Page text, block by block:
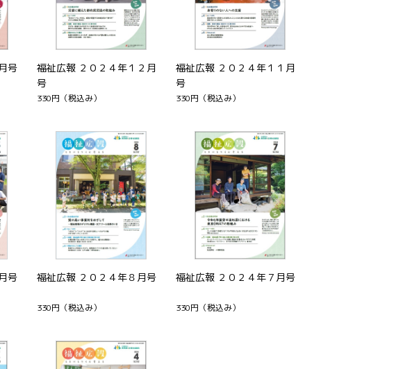
号
福祉広報 ２０２４年１２月
号
330円 （税込み）
福祉広報 ２０２４年１１月
号
330円 （税込み）
号 福祉広報 ２０２４年８月号
330円 （税込み）
福祉広報 ２０２４年７月号
330円 （税込み）